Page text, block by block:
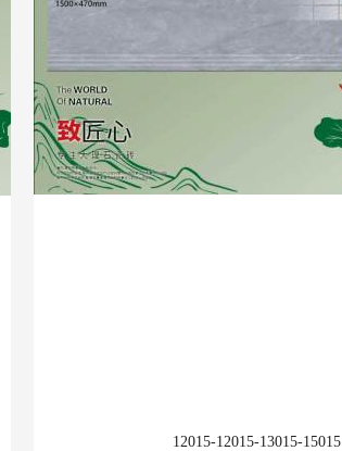
12015-12015-13015-15015